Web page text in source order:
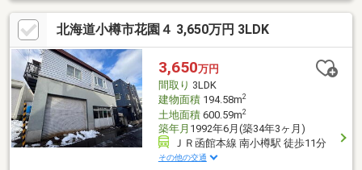
ートル）◇5LDK・全居室6帖以上◇駐車場確保が必要な用途に最
適◇事務所・店舗・事業用地としてもご利用可能◇近隣商業地域
◇分筆してのご購入もご相談可能◇外壁・屋根塗装 約5年前実施
◇エコジョーズ切替 約4年前実施◇洗面化粧台交換 約1年前実施
◇小学校 徒歩10分圏内
北海道小樽市花園４ 3,650万円 3LDK
3,650万円
間取り 3LDK
建物面積194.58m2
土地面積600.59m2
築年月 1992年6月(築34年3ヶ月)
ＪＲ函館本線 南小樽駅 徒歩11分
その他の交通